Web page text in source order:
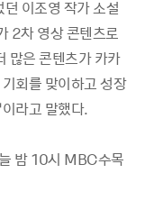
이조영 작가 소설
2차 영상 콘텐츠로
많은 콘텐츠가 카카
회를 맞이하고 성장
이라고 말했다.
밤10시 MBC수목